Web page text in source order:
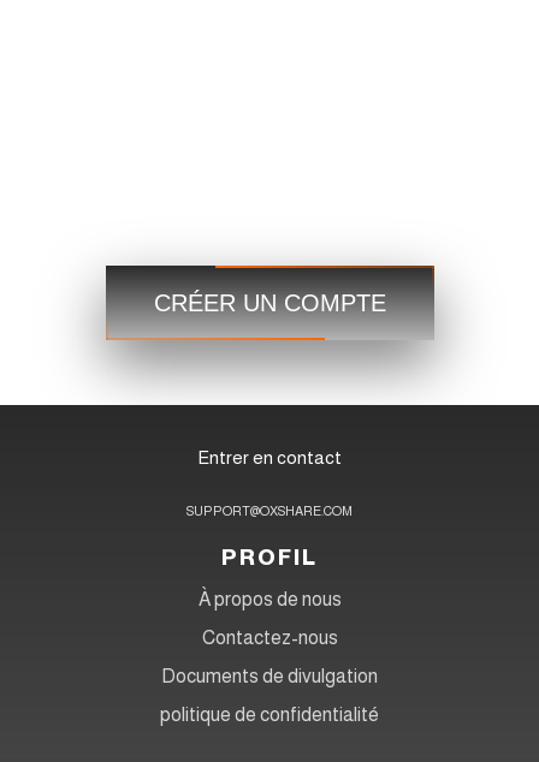
Étape 3Commerce
CRÉER UN COMPTE
Entrer en contact
SUPPORT@OXSHARE.COM
PROFIL
À propos de nous
Contactez-nous
Documents de divulgation
politique de confidentialité